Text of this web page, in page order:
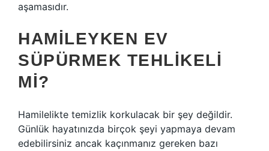
aşamasıdır.
HAMILEYKEN EV
SÜPÜRMEK TEHLIKELI
MI?
Hamilelikte temizlik korkulacak bir şey değildir.
Günlük hayatınızda birçok şeyi yapmaya devam
edebilirsiniz ancak kaçınmanız gereken bazı